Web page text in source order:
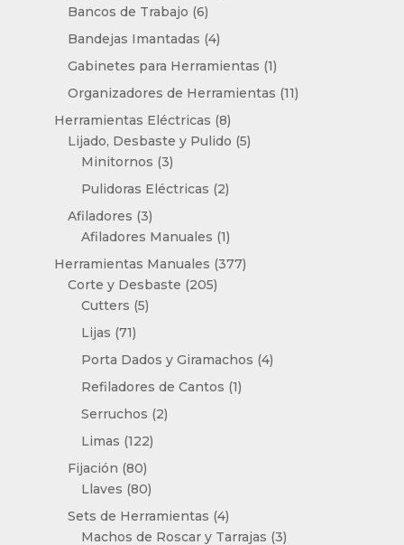
Bancos de Trabajo 66
productos
Bandejas Imantadas 44
productos
Gabinetes para Herramientas 11
producto
Organizadores de Herramientas 1111
Herramientas Eléctricas 88
productos
Lijado, Desbaste y Pulido 55
Minitornos 33
productos
Pulidoras Eléctricas 22
Afiladores 33
productos
Afiladores Manuales 11
producto
Herramientas Manuales 377377
Corte y Desbaste 205205
Cutters 55
Lijas 7171
productos
Porta Dados y Giramachos 44
Refiladores de Cantos 11
Serruchos 22
Limas 122122
Fijación 8080
productos
Llaves 8080
productos
Sets de Herramientas 44
productos
Machos de Roscar y Tarrajas 33